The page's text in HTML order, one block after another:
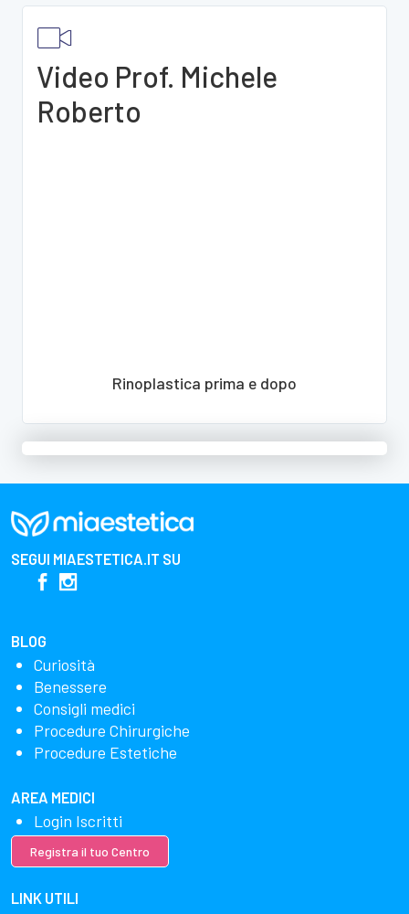
Video Prof. Michele
Roberto
Rinoplastica prima e dopo
SEGUI MIAESTETICA.IT SU
BLOG
Curiosità
Benessere
Consigli medici
Procedure Chirurgiche
Procedure Estetiche
AREA MEDICI
Login Iscritti
Registra il tuo Centro
LINK UTILI